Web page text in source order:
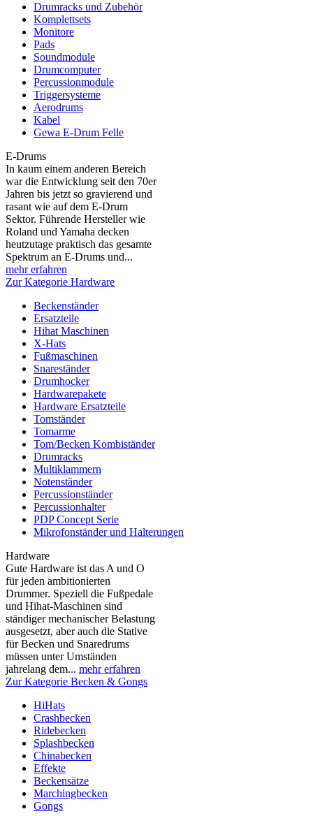
Drumracks und Zubehör
Komplettsets
Monitore
Pads
Soundmodule
Drumcomputer
Percussionmodule
Triggersysteme
Aerodrums
Kabel
Gewa E-Drum Felle
E-Drums
In kaum einem anderen Bereich
war die Entwicklung seit den 70er
Jahren bis jetzt so gravierend und
rasant wie auf dem E-Drum
Sektor. Führende Hersteller wie
Roland und Yamaha decken
heutzutage praktisch das gesamte
Spektrum an E-Drums und...
mehr erfahren
Zur Kategorie Hardware
Beckenständer
Ersatzteile
Hihat Maschinen
X-Hats
Fußmaschinen
Snareständer
Drumhocker
Hardwarepakete
Hardware Ersatzteile
Tomständer
Tomarme
Tom/Becken Kombiständer
Drumracks
Multiklammern
Notenständer
Percussionständer
Percussionhalter
PDP Concept Serie
Mikrofonständer und Halterungen
Hardware
Gute Hardware ist das A und O
für jeden ambitionierten
Drummer. Speziell die Fußpedale
und Hihat-Maschinen sind
ständiger mechanischer Belastung
ausgesetzt, aber auch die Stative
für Becken und Snaredrums
müssen unter Umständen
jahrelang dem... mehr erfahren
Zur Kategorie Becken & Gongs
HiHats
Crashbecken
Ridebecken
Splashbecken
Chinabecken
Effekte
Beckensätze
Marchingbecken
Gongs